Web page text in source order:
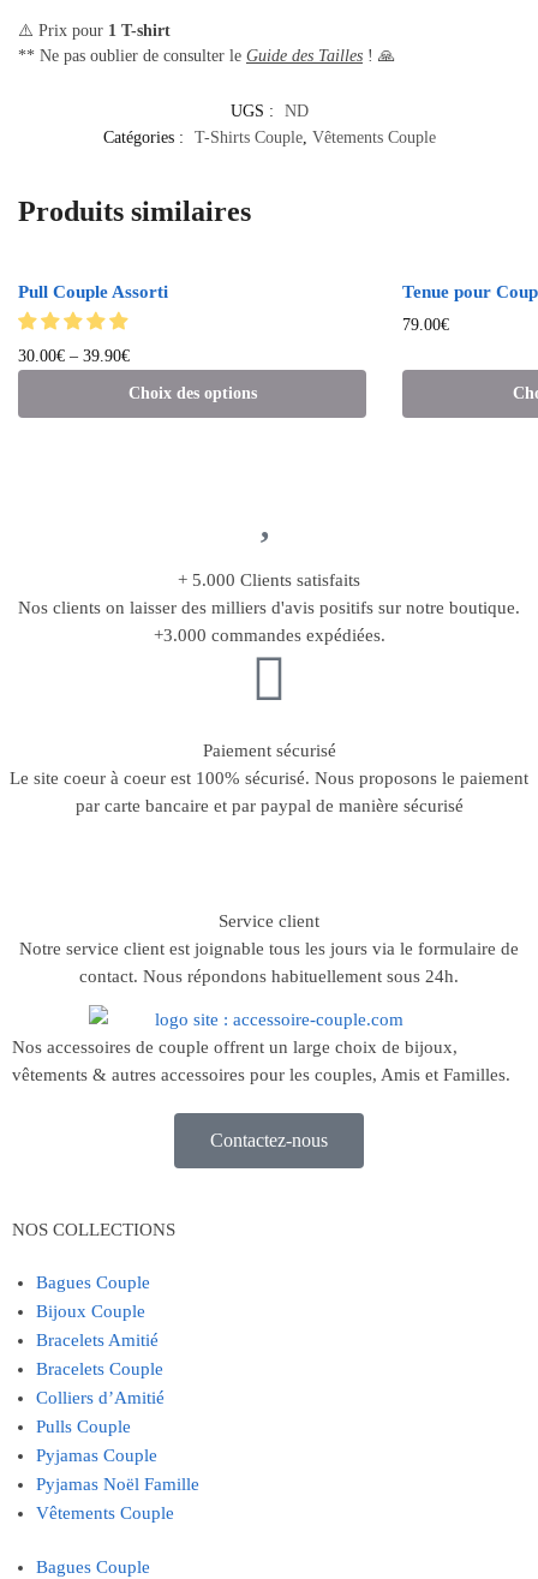
⚠️ Prix pour 1 T-shirt
** Ne pas oublier de consulter le Guide des Tailles ! 🙏
UGS :
ND
Catégories :
T-Shirts Couple, Vêtements Couple
Produits similaires
Pull Couple Assorti
30.00€ – 39.90€
Choix des options
Tenue pour
79.00€
+ 5.000 Clients satisfaits
Nos clients on laisser des milliers d'avis positifs sur notre boutique.
+3.000 commandes expédiées.
Paiement sécurisé
Le site coeur à coeur est 100% sécurisé. Nous proposons le paiement
par carte bancaire et par paypal de manière sécurisé
Service client
Notre service client est joignable tous les jours via le formulaire de
contact. Nous répondons habituellement sous 24h.
Nos accessoires de couple offrent un large choix de bijoux,
vêtements & autres accessoires pour les couples, Amis et Familles.
Contactez-nous
NOS COLLECTIONS
Bagues Couple
Bijoux Couple
Bracelets Amitié
Bracelets Couple
Colliers d’Amitié
Pulls Couple
Pyjamas Couple
Pyjamas Noël Famille
Vêtements Couple
Bagues Couple